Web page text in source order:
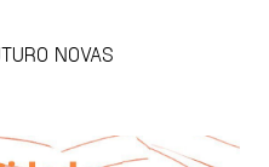
NOVAS